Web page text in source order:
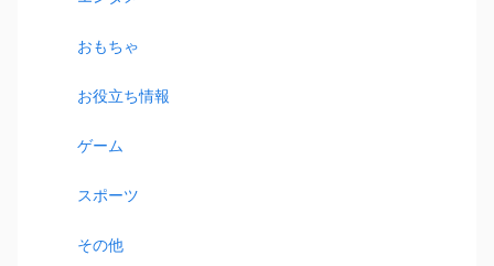
おもちゃ
お役立ち情報
ゲーム
スポーツ
その他